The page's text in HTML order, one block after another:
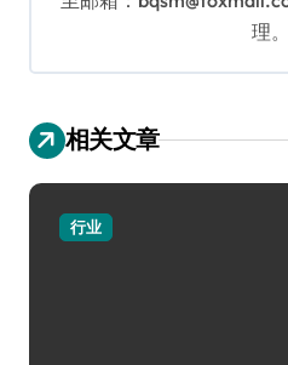
理。
相关文章
行业